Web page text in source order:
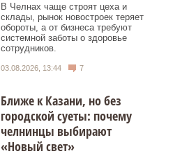
В Челнах чаще строят цеха и
склады, рынок новостроек теряет
обороты, а от бизнеса требуют
системной заботы о здоровье
сотрудников.
03.08.2026, 13:44 7
Ближе к Казани, но без
городской суеты: почему
челнинцы выбирают
«Новый свет»